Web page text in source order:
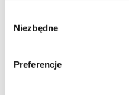
zgody
Niezbędne
Preferencje
Absolwentka Akademii
macochy w sztuce „Kopciuch”
Warszawie. Natomiast debiut